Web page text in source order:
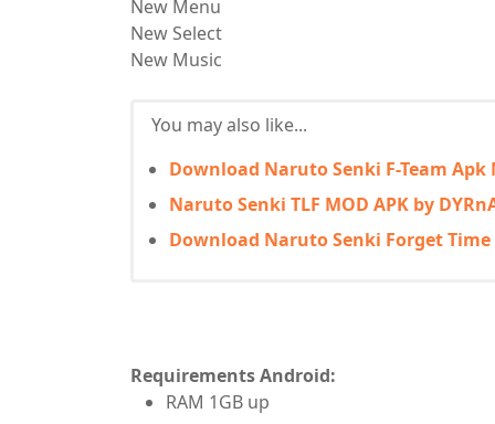
New Menu
New Select
New Music
You may also like...
Download Naruto Senki F-Team Apk
Naruto Senki TLF MOD APK by
Download Naruto Senki Forget
Requirements Android:
RAM 1GB up